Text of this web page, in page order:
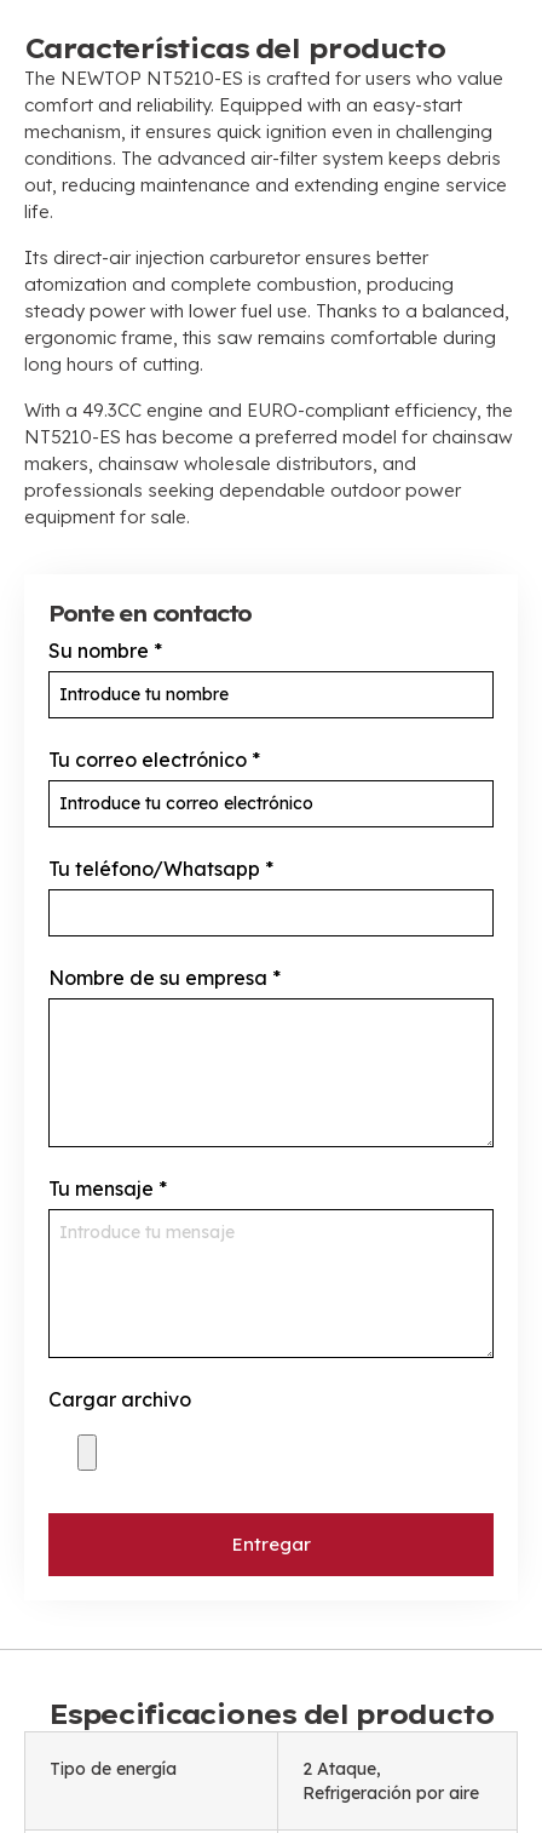
Características del producto
The NEWTOP NT5210-ES is crafted for users who value
comfort and reliability. Equipped with an easy-start
mechanism, it ensures quick ignition even in challenging
conditions. The advanced air-filter system keeps debris
out, reducing maintenance and extending engine service
life.
Its direct-air injection carburetor ensures better
atomization and complete combustion, producing
steady power with lower fuel use. Thanks to a balanced,
ergonomic frame, this saw remains comfortable during
long hours of cutting.
With a 49.3CC engine and EURO-compliant efficiency, the
NT5210-ES has become a preferred model for chainsaw
makers, chainsaw wholesale distributors, and
professionals seeking dependable outdoor power
equipment for sale.
Ponte en contacto
Su nombre *
Tu correo electrónico *
Tu teléfono/Whatsapp *
Nombre de su empresa *
Tu mensaje *
Cargar archivo
Entregar
Especificaciones del producto
Tipo de energía
2 Ataque,
Refrigeración por aire